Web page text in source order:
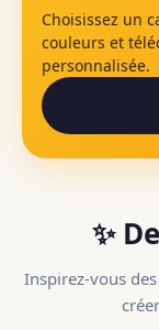
Choisissez un
couleurs et
personnalisée.
✨
Inspirez-vous